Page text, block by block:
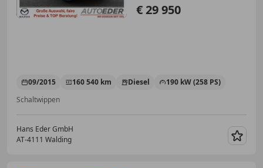
€ 29 950
09/2015 160 540 km Diesel
190 kW (258 PS)
Schaltwippen
Hans Eder GmbH
AT-4111 Walding